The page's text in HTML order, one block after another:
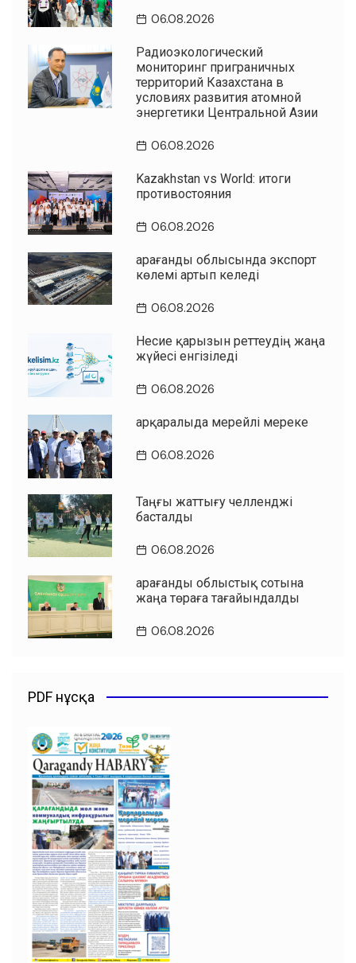
06.08.2026
Радиоэкологический
мониторинг приграничных
территорий Казахстана в
условиях развития атомной
энергетики Центральной Азии
06.08.2026
Kazakhstan vs World: итоги
противостояния
06.08.2026
Қарағанды облысында экспорт
көлемі артып келеді
06.08.2026
Несие қарызын реттеудің жаңа
жүйесі енгізіледі
06.08.2026
Қарқаралыда мерейлі мереке
06.08.2026
Таңғы жаттығу челленджі
басталды
06.08.2026
Қарағанды облыстық сотына
жаңа төраға тағайындалды
06.08.2026
PDF нұсқа